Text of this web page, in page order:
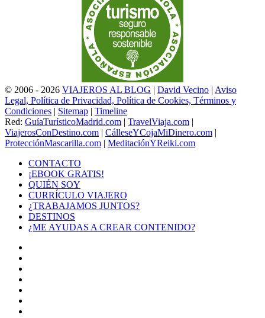
© 2006 - 2026 VIAJEROS AL BLOG | David Vecino | Aviso
Legal, Política de Privacidad, Política de Cookies, Términos y
Condiciones | Sitemap | Timeline
Red: GuíaTurísticoMadrid.com | TravelViaja.com |
ViajerosConDestino.com | CálleseYCojaMiDinero.com |
ProtecciónMascarilla.com | MeditaciónYReiki.com
CONTACTO
¡EBOOK GRATIS!
QUIÉN SOY
CURRÍCULO VIAJERO
¿TRABAJAMOS JUNTOS?
DESTINOS
¿ME AYUDAS A CREAR CONTENIDO?